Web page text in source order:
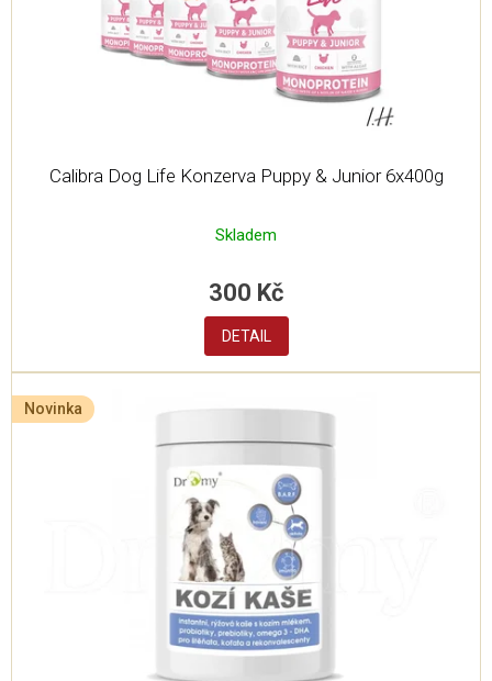
Calibra Dog Life Konzerva Puppy & Junior 6x400g
Skladem
300 Kč
DETAIL
Novinka